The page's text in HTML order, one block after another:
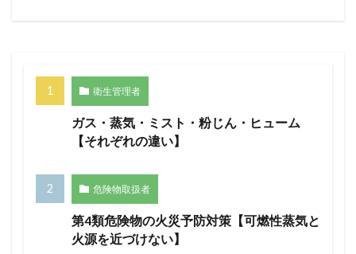
衛生管理者
ガス・蒸気・ミスト・粉じん・ヒューム
【それぞれの違い】
危険物取扱者
第4類危険物の火災予防対策【可燃性蒸気と
火源を近づけない】